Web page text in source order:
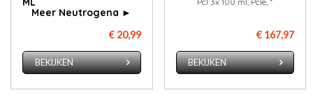
Meer Neutrogena ►
€ 20,99
BEKIJKEN
€ 167,97
BEKIJKEN